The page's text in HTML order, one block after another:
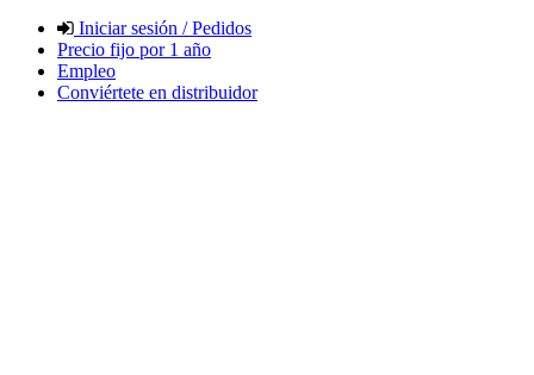
Iniciar sesión / Pedidos
Precio fijo por 1 año
Empleo
Conviértete en distribuidor